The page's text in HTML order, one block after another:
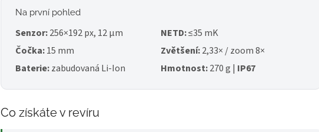
Na první pohled
Senzor:256×192 px, 12 μm NETD:≤35 mK
Čočka:15 mm Zvětšení:2,33× / zoom 8×
Baterie:zabudovaná Li-Ion Hmotnost:270 g | IP67
Co získáte v revíru